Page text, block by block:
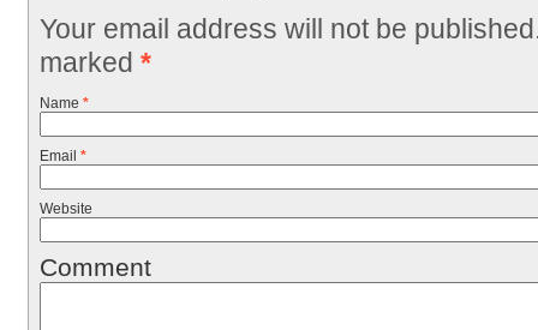
Your email address will not be
marked *
Name *
Email *
Website
Comment